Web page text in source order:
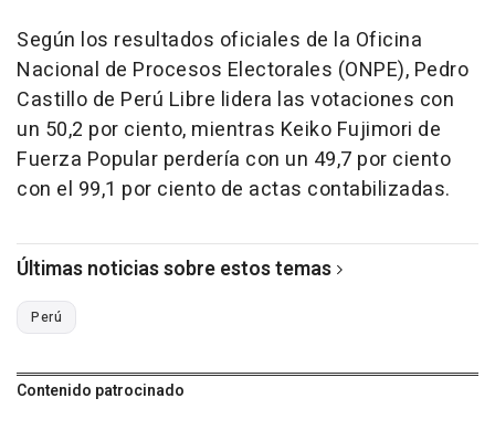
Según los resultados oficiales de la Oficina
Nacional de Procesos Electorales (ONPE), Pedro
Castillo de Perú Libre lidera las votaciones con
un 50,2 por ciento, mientras Keiko Fujimori de
Fuerza Popular perdería con un 49,7 por ciento
con el 99,1 por ciento de actas contabilizadas.
Últimas noticias sobre estos temas
Perú
Contenido patrocinado